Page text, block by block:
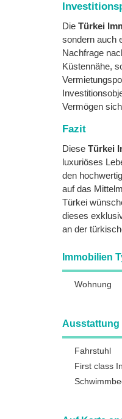
Die Türkei
sondern auch
Nachfrage
Küstennähe,
Vermögen
Fazit
Diese Türkei
luxuriöses
den
auf das
Türkei
dieses
an der
Immobilien
Wohnung
Ausstattung
Fahrstuhl
First class